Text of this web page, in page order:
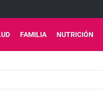
FAMILIA NUTRICIÓN